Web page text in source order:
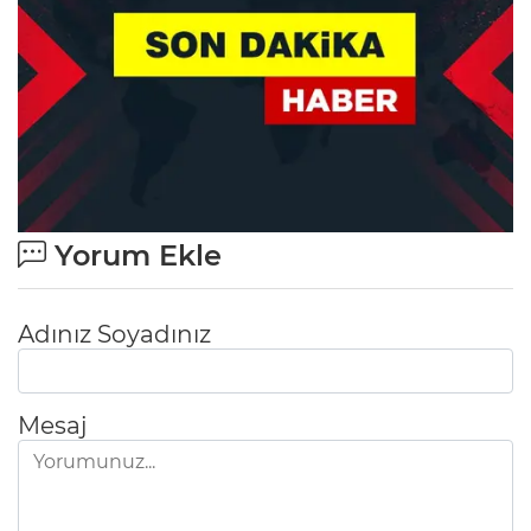
Yorum Ekle
Adınız Soyadınız
Mesaj